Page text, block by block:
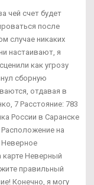
чей счет будет
после
случае никаких
настаивают, я
как угрозу
сборную
отдавая в
7 Расстояние: 783
России в Саранске
на
Неверное
Неверный
правильный
Конечно, я могу